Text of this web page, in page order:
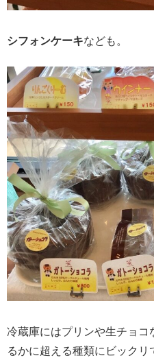
シフォンケーキなども。
冷蔵庫にはプリンや生チョ
るかに超える種類にビックリ